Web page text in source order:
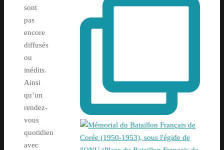
sont
pas
encore
diffusés
ou
inédits.
Ainsi
qu’un
rendez-
vous
quotidien
avec